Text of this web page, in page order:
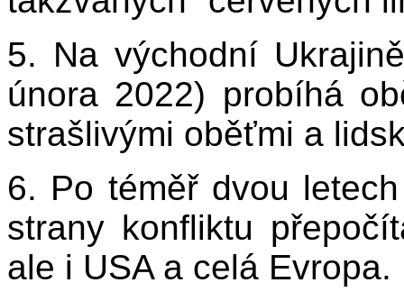
5. Na východní
února 2022) probíhá
strašlivými oběťmi a
6. Po téměř dvou
strany konfliktu
ale i USA a celá Evropa.